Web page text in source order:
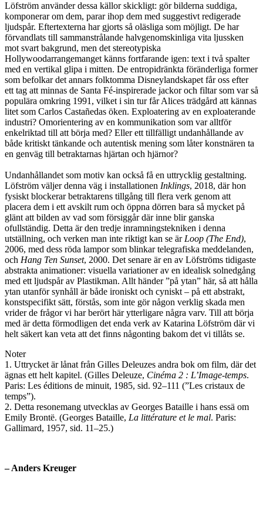
Löfström använder dessa källor skickligt: gör bilderna suddiga,
komponerar om dem, parar ihop dem med suggestivt redigerade
ljudspår. Eftertexterna har gjorts så oläsliga som möjligt. De har
förvandlats till sammanstrålande halvgenomskinliga vita ljussken
mot svart bakgrund, men det stereotypiska
Hollywoodarrangemanget känns fortfarande igen: text i två spalter
med en vertikal glipa i mitten. De entropidränkta föränderliga former
som befolkar det annars folktomma Disneylandskapet får oss efter
ett tag att minnas de Santa Fé-inspirerade jackor och filtar som var så
populära omkring 1991, vilket i sin tur får Alices trädgård att kännas
litet som Carlos Castañedas öken. Exploatering av en exploaterande
industri? Omorientering av en kommunikation som var alltför
enkelriktad till att börja med? Eller ett tillfälligt undanhållande av
både kritiskt tänkande och autentisk mening som låter konstnären ta
en genväg till betraktarnas hjärtan och hjärnor?
Undanhållandet som motiv kan också få en uttrycklig gestaltning.
Löfström väljer denna väg i installationen Inklings, 2018, där hon
fysiskt blockerar betraktarens tillgång till flera verk genom att
placera dem i ett avskilt rum och öppna dörren bara så mycket på
glänt att bilden av vad som försiggår där inne blir ganska
ofullständig. Detta är den tredje inramningstekniken i denna
utställning, och verken man inte riktigt kan se är Loop (The End),
2006, med dess röda lampor som blinkar telegrafiska meddelanden,
och Hang Ten Sunset, 2000. Det senare är en av Löfströms tidigaste
abstrakta animationer: visuella variationer av en idealisk solnedgång
med ett ljudspår av Plastikman. Allt händer ”på ytan” här, så att hålla
ytan utanför synhåll är både ironiskt och cyniskt – på ett abstrakt,
konstspecifikt sätt, förstås, som inte gör någon verklig skada men
vrider de frågor vi har berört här ytterligare några varv. Till att börja
med är detta förmodligen det enda verk av Katarina Löfström där vi
helt säkert kan veta att det finns någonting bakom det vi tillåts se.
Noter
1. Uttrycket är lånat från Gilles Deleuzes andra bok om film, där det
ägnas ett helt kapitel. (Gilles Deleuze, Cinéma 2 : L’Image-temps.
Paris: Les éditions de minuit, 1985, sid. 92–111 (”Les cristaux de
temps”).
2. Detta resonemang utvecklas av Georges Bataille i hans essä om
Emily Brontë. (Georges Bataille, La littérature et le mal. Paris:
Gallimard, 1957, sid. 11–25.)
– Anders Kreuger